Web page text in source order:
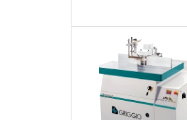
будет ручной. Станок
применяется также ...